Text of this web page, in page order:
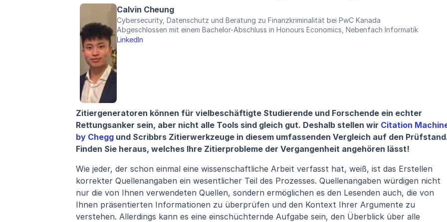
Calvin Cheung
Cybersecurity, Datenschutz und Beratung zu Finanzkriminalität bei PwC Kanada
Abgeschlossen mit einem Bachelor-Abschluss in Honours Economics, Nebenfach Informatik
LinkedIn
Zitiergeneratoren können für vielbeschäftigte Studierende und Forschende ein echter
Rettungsanker sein, aber nicht alle Tools sind gleich gut. Deshalb stellen wir Citation
by Chegg und Scribbrs Zitierwerkzeuge in diesem umfassenden Vergleich auf den
Finden Sie heraus, welches Ihre Zitierprobleme der Vergangenheit angehören lässt!
Wie jeder, der schon einmal eine wissenschaftliche Arbeit verfasst hat, weiß, ist das Erstellen
korrekter Quellenangaben ein wesentlicher Teil des Prozesses. Quellenangaben würdigen nicht
nur die von Ihnen verwendeten Quellen, sondern ermöglichen es den Lesenden auch, die von
Ihnen präsentierten Informationen zu überprüfen und den Kontext Ihrer Argumente zu
verstehen. Allerdings kann es eine einschüchternde Aufgabe sein, den Überblick über alle